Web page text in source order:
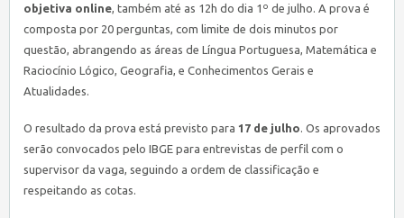
objetiva online, também até as 12h do dia 1º de julho. A prova é
composta por 20 perguntas, com limite de dois minutos por
questão, abrangendo as áreas de Língua Portuguesa, Matemática e
Raciocínio Lógico, Geografia, e Conhecimentos Gerais e
Atualidades.
O resultado da prova está previsto para 17 de julho. Os aprovados
serão convocados pelo IBGE para entrevistas de perfil com o
supervisor da vaga, seguindo a ordem de classificação e
respeitando as cotas.